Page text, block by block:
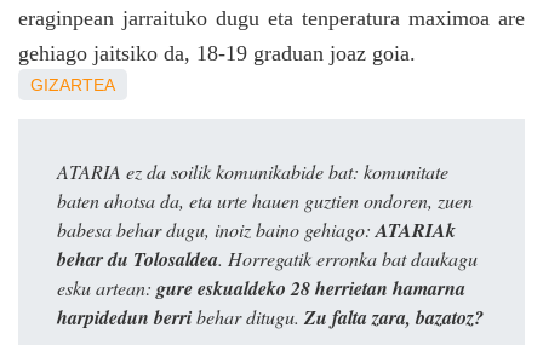
eraginpean jarraituko dugu eta tenperatura maximoa are
gehiago jaitsiko da, 18-19 graduan joaz goia.
GIZARTEA
ATARIA ez da soilik komunikabide bat: komunitate
baten ahotsa da, eta urte hauen guztien ondoren, zuen
babesa behar dugu, inoiz baino gehiago: ATARIAk
behar du Tolosaldea. Horregatik erronka bat daukagu
esku artean: gure eskualdeko 28 herrietan hamarna
harpidedun berribehar ditugu. Zu falta zara, bazatoz?